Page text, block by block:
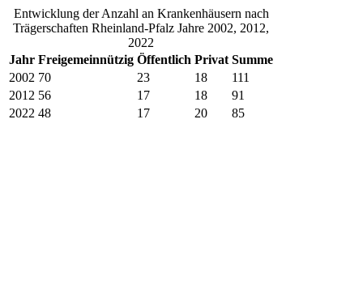
Entwicklung der Anzahl an Krankenhäusern nach
Trägerschaften Rheinland-Pfalz Jahre 2002, 2012,
2022
Jahr Freigemeinnützig Öffentlich Privat Summe
2002 70 23 18
111
2012 56 17 18
91
2022 48 17 20 85